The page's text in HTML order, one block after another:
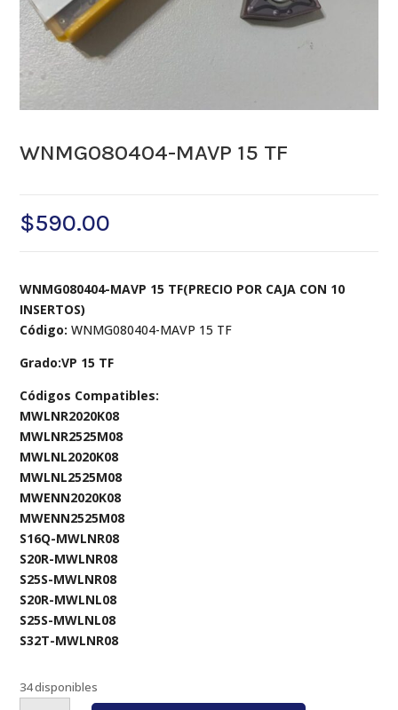
WNMG080404-MAVP 15 TF
$590.00
WNMG080404-MAVP 15 TF(PRECIO POR CAJA CON 10
INSERTOS)
Código: WNMG080404-MAVP 15 TF
Grado:VP 15 TF
Códigos Compatibles:
MWLNR2020K08
MWLNR2525M08
MWLNL2020K08
MWLNL2525M08
MWENN2020K08
MWENN2525M08
S16Q-MWLNR08
S20R-MWLNR08
S25S-MWLNR08
S20R-MWLNL08
S25S-MWLNL08
S32T-MWLNR08
34 disponibles